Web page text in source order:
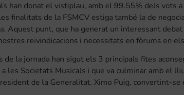
han donat el vistiplau, amb el 99.55% dels vots
finalitats de la FSMCV estiga també la de
Aquest punt, que ha generat un interessant
reivindicacions i necessitats en fòrums en
la jornada han sigut els 3 principals fites
les Societats Musicals i que va culminar amb el
de la Generalitat, Ximo Puig, convertint-se